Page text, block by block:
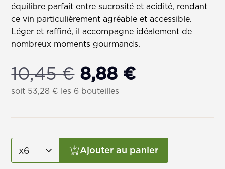
équilibre parfait entre sucrosité et acidité, rendant
ce vin particulièrement agréable et accessible.
Léger et raffiné, il accompagne idéalement de
nombreux moments gourmands.
10,45€ Le
prix
initial
était :
10,45 €.
8,88 €Le
actuel
est :
8,88 €.
soit 53,28 € les 6 bouteilles
Ajouter au panier